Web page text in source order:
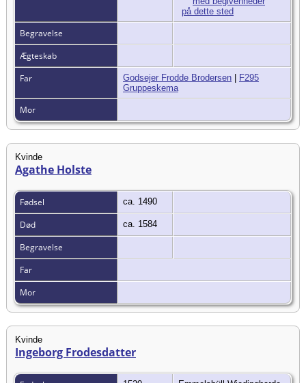
Begravelse
Ægteskab
Far
Godsejer Frodde Brodersen
F295
Gruppeskema
Mor
Kvinde
Agathe Holste
Fødsel ca. 1490
Død ca. 1584
Begravelse
Far
Mor
Kvinde
Ingeborg Frodesdatter